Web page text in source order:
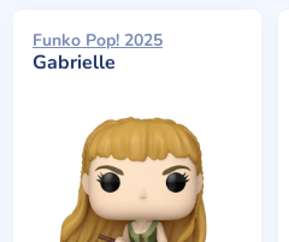
Funko Pop! 2025
Gabrielle